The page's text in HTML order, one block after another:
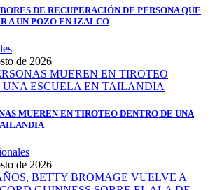
DE RECUPERACIÓN DE PERSONA QUE
A UN POZO EN IZALCO
de 2026
MUEREN EN TIROTEO DENTRO DE UNA
de 2026